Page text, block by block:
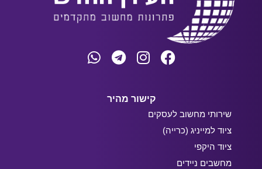
קישור מהיר
שירותי מחשוב לעסקים
ציוד למייניג (כרייה)
ציוד היקפי
מחשבים ניידים